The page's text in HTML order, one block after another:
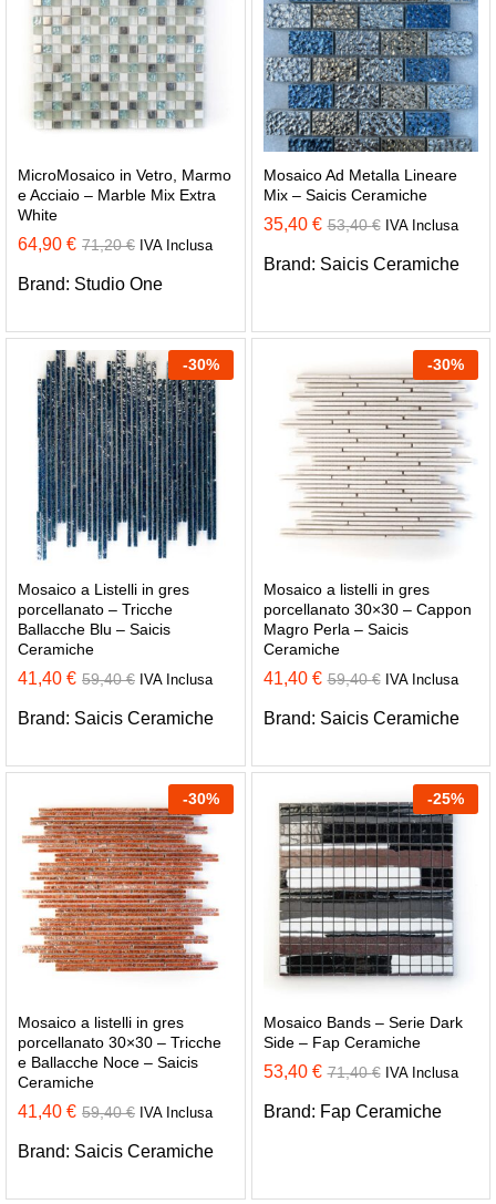
MicroMosaico in Vetro, Marmo
e Acciaio – Marble Mix Extra
White
64,90 € 71,20€ IVA Inclusa
Brand: Studio One
Mosaico Ad Metalla Lineare
Mix – Saicis Ceramiche
35,40 € 53,40€ IVA Inclusa
Brand: Saicis Ceramiche
-30%
Mosaico a Listelli in gres
porcellanato – Tricche
Ballacche Blu – Saicis
Ceramiche
41,40 € 59,40€ IVA Inclusa
Brand: Saicis Ceramiche
-30%
Mosaico a listelli in gres
porcellanato 30×30 – Cappon
Magro Perla – Saicis
Ceramiche
41,40 € 59,40€ IVA Inclusa
Brand: Saicis Ceramiche
-30%
Mosaico a listelli in gres
porcellanato 30×30 – Tricche
e Ballacche Noce – Saicis
Ceramiche
41,40 € 59,40€ IVA Inclusa
Brand: Saicis Ceramiche
-25%
Mosaico Bands – Serie Dark
Side – Fap Ceramiche
53,40 € 71,40€ IVA Inclusa
Brand: Fap Ceramiche